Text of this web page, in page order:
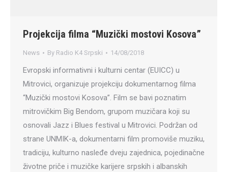
Projekcija filma “Muzički mostovi Kosova”
News By Radio K4 Srpski 14/08/2018
Evropski informativni i kulturni centar (EUICC) u
Mitrovici, organizuje projekciju dokumentarnog filma
“Muzički mostovi Kosova”. Film se bavi poznatim
mitrovičkim Big Bendom, grupom muzičara koji su
osnovali Jazz i Blues festival u Mitrovici. Podržan od
strane UNMIK-a, dokumentarni film promoviše muziku,
tradiciju, kulturno nasleđe dveju zajednica, pojedinačne
životne priče i muzičke karijere srpskih i albanskih